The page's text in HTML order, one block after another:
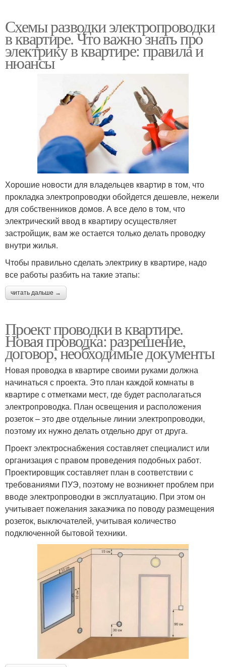
Схемы разводки электропроводки
в квартире. Что важно знать про
электрику в квартире: правила и
нюансы
Хорошие новости для владельцев квартир в том, что
прокладка электропроводки обойдется дешевле, нежели
для собственников домов. А все дело в том, что
электрический ввод в квартиру осуществляет
застройщик, вам же остается только делать проводку
внутри жилья.
Чтобы правильно сделать электрику в квартире, надо
все работы разбить на такие этапы:
читать дальше →
Проект проводки в квартире.
Новая проводка: разрешение,
договор, необходимые документы
Новая проводка в квартире своими руками должна
начинаться с проекта. Это план каждой комнаты в
квартире с отметками мест, где будет располагаться
электропроводка. План освещения и расположения
розеток – это две отдельные линии электропроводки,
поэтому их нужно делать отдельно друг от друга.
Проект электроснабжения составляет специалист или
организация с правом проведения подобных работ.
Проектировщик составляет план в соответствии с
требованиями ПУЭ, поэтому не возникнет проблем при
вводе электропроводки в эксплуатацию. При этом он
учитывает пожелания заказчика по поводу размещения
розеток, выключателей, учитывая количество
подключенной бытовой техники.